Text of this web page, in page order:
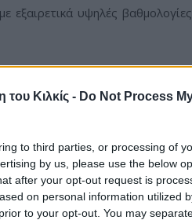
Κιλκίς - Do Not Process
to third parties, or processing of
by us, please use the below
after your opt-out request is
on personal information utilized
to your opt-out. You may
υψηλές βαθμολογίες
πορεία και ανάπτυξη στην
της ως μία από τις κορυφαίες
αγορές.
Γιαούρτι, που με την πλούσια